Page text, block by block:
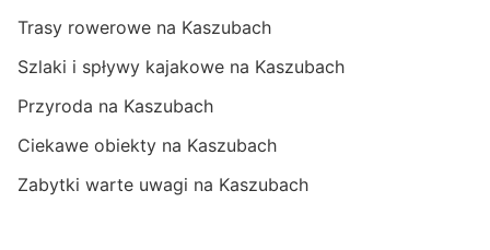
Trasy rowerowe na Kaszubach
Szlaki i spływy kajakowe na Kaszubach
Przyroda na Kaszubach
Ciekawe obiekty na Kaszubach
Zabytki warte uwagi na Kaszubach